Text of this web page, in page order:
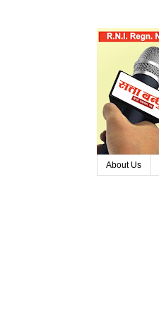
About Us